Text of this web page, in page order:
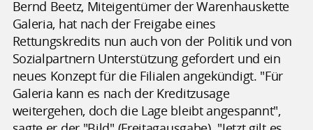
Bernd Beetz, Miteigentümer der Warenhauskette
Galeria, hat nach der Freigabe eines
Rettungskredits nun auch von der Politik und von
Sozialpartnern Unterstützung gefordert und ein
neues Konzept für die Filialen angekündigt. "Für
Galeria kann es nach der Kreditzusage
weitergehen, doch die Lage bleibt angespannt",